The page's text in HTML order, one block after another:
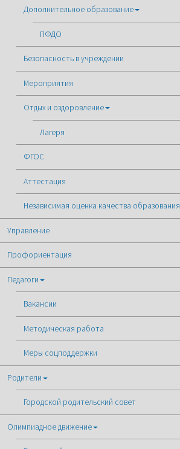
Дополнительное образование
ПФДО
Безопасность в учреждении
Мероприятия
Отдых и оздоровление
Лагеря
ФГОС
Аттестация
Независимая оценка качества образования
Управление
Профориентация
Педагоги
Вакансии
Методическая работа
Меры соцподдержки
Родители
Городской родительский совет
Олимпиадное движение